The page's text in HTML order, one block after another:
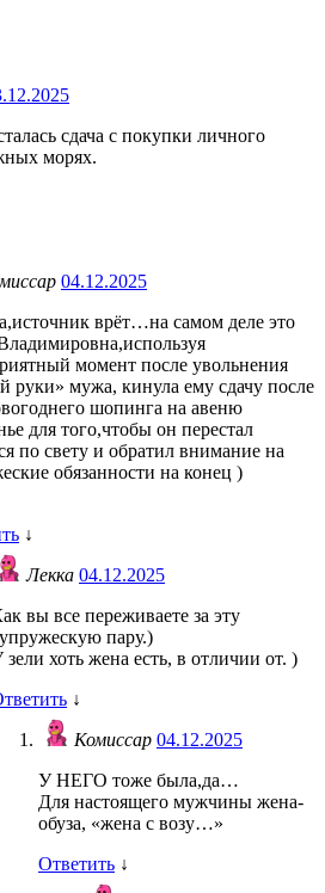
сдача с покупки личного
морях.
04.12.2025
врёт…на самом деле это
момент после увольнения
руки» мужа, кинула ему сдачу после
шопинга на авеню
для того,чтобы он перестал
по свету и обратил внимание на
обязанности на конец )
↓
Лекка 04.12.2025
вы все переживаете за эту
пару.)
зели хоть жена есть, в отличии от. )
↓
Комиссар 04.12.2025
У НЕГО тоже была,да…
Для настоящего мужчины жена-
обуза, «жена с возу…»
Ответить ↓